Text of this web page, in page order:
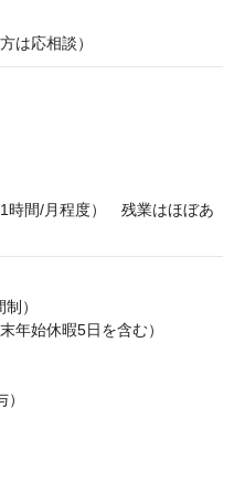
は応相談）
時間/月程度）　残業はほぼあ
）
年始休暇5日を含む）